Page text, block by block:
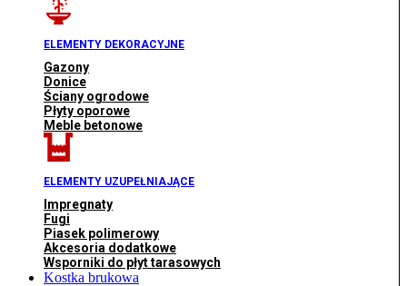
ELEMENTY DEKORACYJNE
Gazony
Donice
Ściany ogrodowe
Płyty oporowe
Meble betonowe
ELEMENTY UZUPEŁNIAJĄCE
Impregnaty
Fugi
Piasek polimerowy
Akcesoria dodatkowe
Wsporniki do płyt tarasowych
Kostka brukowa